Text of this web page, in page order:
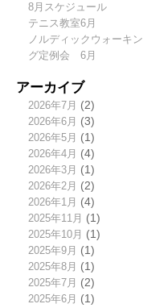
8月スケジュール
テニス教室6月
ノルディックウォーキン
グ定例会 6月
アーカイブ
2026年7月 (2)
2026年6月 (3)
2026年5月 (1)
2026年4月 (4)
2026年3月 (1)
2026年2月 (2)
2026年1月 (4)
2025年11月 (1)
2025年10月 (1)
2025年9月 (1)
2025年8月 (1)
2025年7月 (2)
2025年6月 (1)